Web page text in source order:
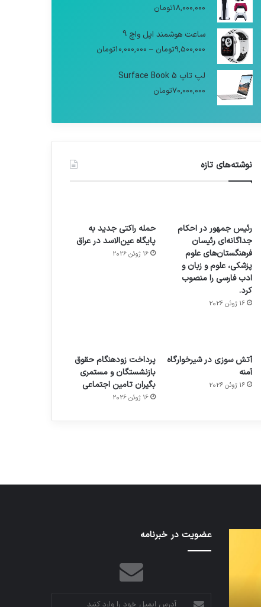
18,000,000تومان
ساعت هوشمند اپل واچ 9
9,500,000تومان –
10,000,000تومان
لپ تاپ Surface Book 5
70,000,000تومان
نوشته‌های تازه
رئیس جمهور در احکام
جداگانه‌ای رئیسان
فرهنگستان‌های علوم
پزشکی، علوم و زبان و
ادب فارسی را منصوب
کرد.
16 ژوئن 2026
حمله راکتی جدید به
پایگاه عین‌الاسد در عراق
16 ژوئن 2026
آتش سوزی در شیرخوارگاه
آمنه
16 ژوئن 2026
پرداخت زودهنگام حقوق
بازنشستگان و مستمری
بگیران تامین اجتماعی
16 ژوئن 2026
هدفون های 2023
اف‌ای‌تی‌اف
عضویت در خبرنامه
آدرس